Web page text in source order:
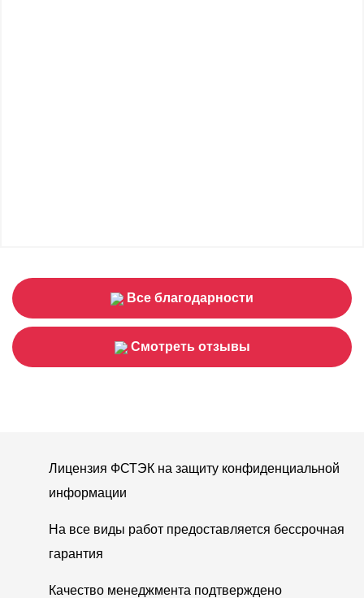
Все благодарности
Смотреть отзывы
Лицензия ФСТЭК на защиту конфиденциальной
информации
На все виды работ предоставляется бессрочная
гарантия
Качество менеджмента подтверждено